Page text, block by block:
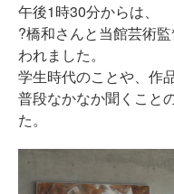
午後1時30分からは、
?橋和さんと当館芸術
われました。
学生時代のことや、作
普段なかなか聞くこと
た。